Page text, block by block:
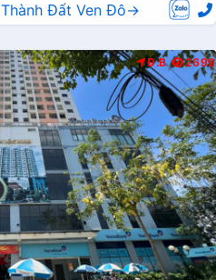
Thành Đất Ven Đô→
Đ.B 2699